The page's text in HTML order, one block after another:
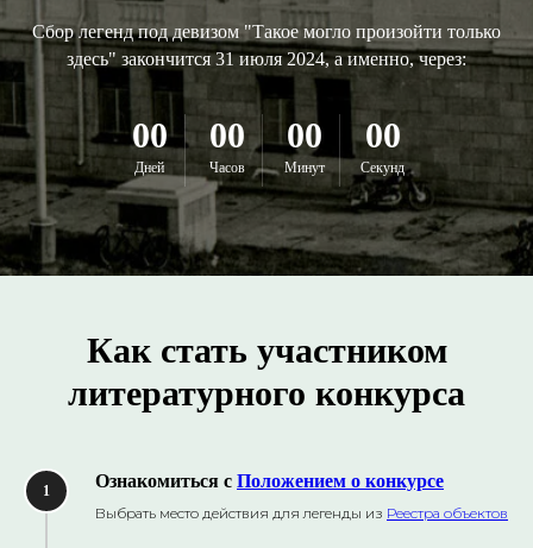
Сбор легенд под девизом "Такое могло произойти только
здесь" закончится 31 июля 2024, а именно, через:
00
Дней
00
Часов
00
Минут
00
Секунд
Как стать участником
литературного конкурса
1 Ознакомиться с Положением о конкурсе
Выбрать место действия для легенды из Реестра объектов